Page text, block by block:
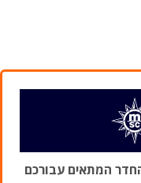
המתאים עבורכם